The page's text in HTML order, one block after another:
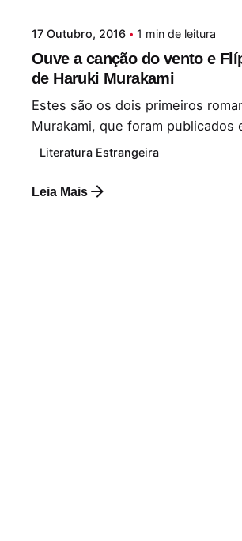
17 Outubro, 2016 1 min de leitura
Ouve a canção do vento e
de Haruki Murakami
Estes são os dois primeiros
Murakami, que foram publicados
Literatura Estrangeira
Leia Mais